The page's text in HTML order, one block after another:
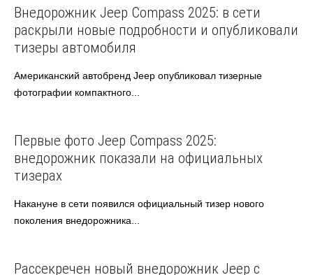
Jeep
Внедорожник Jeep Compass 2025: в сети
раскрыли новые подробности и опубликовали
тизеры автомобиля
Американский автобренд Jeep опубликовал тизерные
фотографии компактного...
Jeep Автоновости
Первые фото Jeep Compass 2025:
внедорожник показали на официальных
тизерах
Накануне в сети появился официальный тизер нового
поколения внедорожника...
Jeep
Рассекречен новый внедорожник Jeep с